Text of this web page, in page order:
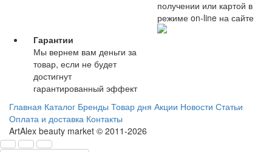
получении или картой в
режиме on-line на сайте
Гарантии
Мы вернем вам деньги за
товар, если не будет
достигнут
гарантированный эффект
Главная Каталог Бренды Товар дня Акции Новости Статьи
Оплата и доставка Контакты
ArtAlex beauty market © 2011-2026